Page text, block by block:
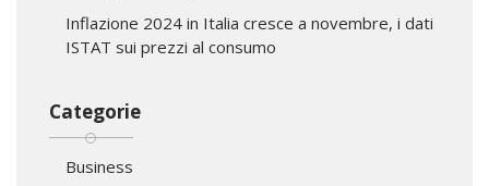
Inflazione 2024 in Italia cresce a novembre, i dati
ISTAT sui prezzi al consumo
Categorie
Business